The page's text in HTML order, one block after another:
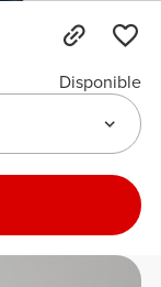
Disponible